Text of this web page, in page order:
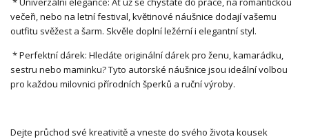
večeři, nebo na letní festival, květinové náušnice dodají vašemu
outfitu svěžest a šarm. Skvěle doplní ležérní i elegantní styl.
* Perfektní dárek: Hledáte originální dárek pro ženu, kamarádku,
sestru nebo maminku? Tyto autorské náušnice jsou ideální volbou
pro každou milovnici přírodních šperků a ruční výroby.
Dejte průchod své kreativitě a vneste do svého života kousek